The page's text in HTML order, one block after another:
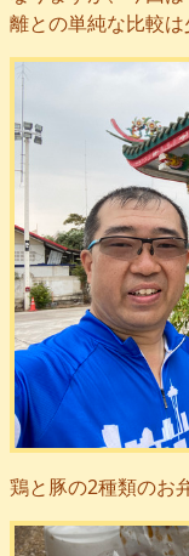
離との単純な比較は
鶏と豚の2種類のお